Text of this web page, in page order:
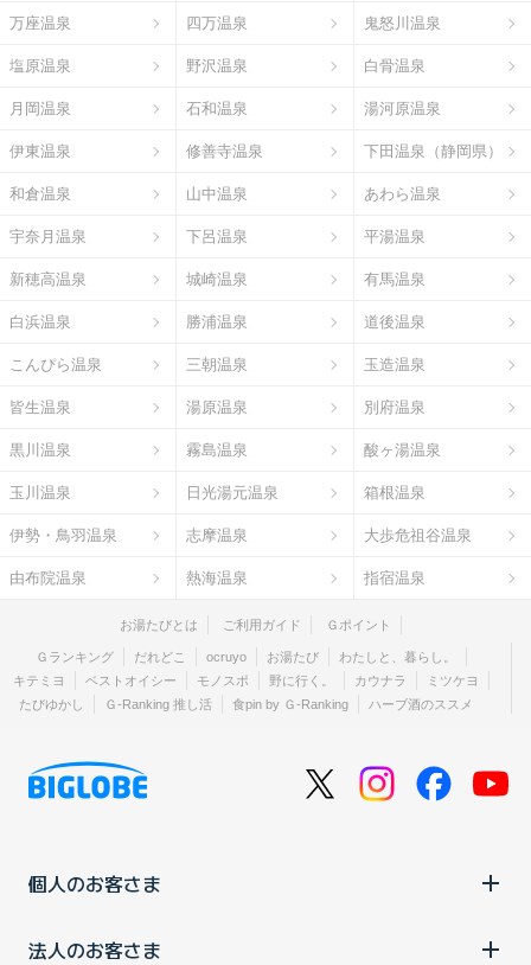
万座温泉 四万温泉 鬼怒川温泉
塩原温泉 野沢温泉 白骨温泉
月岡温泉 石和温泉 湯河原温泉
伊東温泉 修善寺温泉 下田温泉（静岡県）
和倉温泉 山中温泉 あわら温泉
宇奈月温泉 下呂温泉 平湯温泉
新穂高温泉 城崎温泉 有馬温泉
白浜温泉 勝浦温泉 道後温泉
こんぴら温泉 三朝温泉 玉造温泉
皆生温泉 湯原温泉 別府温泉
黒川温泉 霧島温泉 酸ヶ湯温泉
玉川温泉 日光湯元温泉 箱根温泉
伊勢・鳥羽温泉 志摩温泉 大歩危祖谷温泉
由布院温泉 熱海温泉 指宿温泉
お湯たびとは ご利用ガイド Ｇポイント
Ｇランキング だれどこ ocruyo お湯たび
わたしと、暮らし。
キテミヨ
ベストオイシー モノスポ 野に行く。 カウナラ
ミツケヨ
たびゆかし
Ｇ-Ranking 推し活 食pin by Ｇ-Ranking ハーブ酒のススメ
個人のお客さま
法人のお客さま